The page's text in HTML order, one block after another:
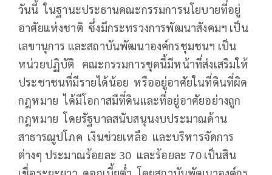
วันนี้ ในฐานะประธานคณะกรรมการนโยบายที่อยู่
อาศัยแห่งชาติ ซึ่งมีกระทรวงการพัฒนาสังคมฯ เป็น
เลขานุการ และสถาบันพัฒนาองค์กรชุมชนฯ เป็น
หน่วยปฏิบัติ คณะกรรมการชุดนี้มีหน้าที่ส่งเสริมให้
ประชาชนที่มีรายได้น้อย หรืออยู่อาศัยในที่ดินที่ผิด
กฎหมาย ได้มีโอกาสมีที่ดินและที่อยู่อาศัยอย่างถูก
กฎหมาย โดยรัฐบาลสนับสนุนงบประมาณด้าน
สาธารณูปโภค เงินช่วยเหลือ และบริหารจัดการ
ต่างๆ ประมาณร้อยละ 30 และร้อยละ 70 เป็นสิน